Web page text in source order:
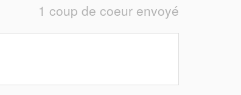
1 coup de coeur envoyé